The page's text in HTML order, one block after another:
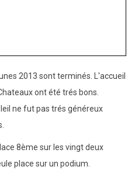
2013 sont terminés. L'accueil
ont été trés bons.
ne fut pas trés généreux
8ème sur les vingt deux
place sur un podium.